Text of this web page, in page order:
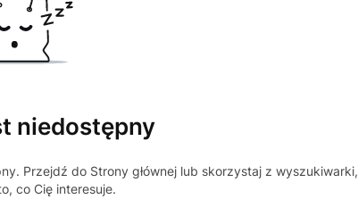
niedostępny
Przejdź do Strony głównej lub skorzystaj z wyszukiwarki,
co Cię interesuje.